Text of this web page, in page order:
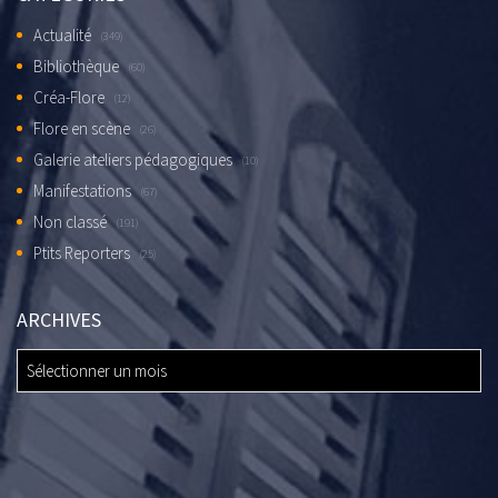
Actualité (349)
Bibliothèque (60)
Créa-Flore (12)
Flore en scène (26)
Galerie ateliers pédagogiques (10)
Manifestations (67)
Non classé (191)
Ptits Reporters (25)
ARCHIVES
ARCHIVES